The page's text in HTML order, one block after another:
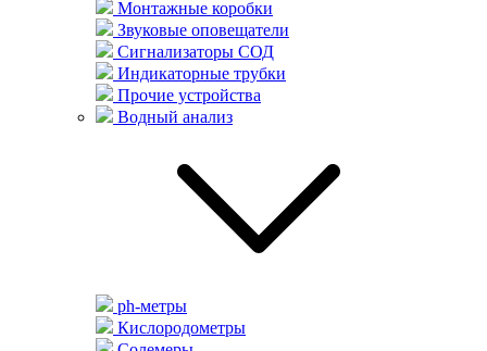
Монтажные коробки
Звуковые оповещатели
Сигнализаторы СОД
Индикаторные трубки
Прочие устройства
Водный анализ
ph-метры
Кислородометры